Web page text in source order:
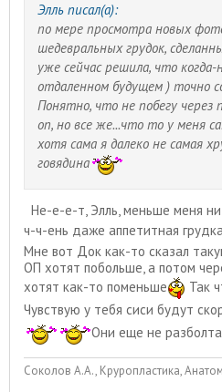
Элль писал(а):
по мере просмотра новых
шедевральных грудок,
уже сейчас решила, что
отдаленном будущем ) точно
Понятно, что не побегу через
оп, но все же...что то у меня
хотя сама я далеко не самая
говядина
Не-е-е-т, Элль, меньше меня ни
ч-ч-ень даже аппетитная
Мне вот Док как-то сказал
ОП хотят побольше, а потом
хотят как-то поменьше
Так
Чувствую у тебя сиси будут
Они еще не
Соколов А.А., Круропластика,